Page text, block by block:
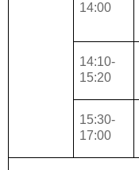
14:00
14:10-
15:20
15:30-
17:00